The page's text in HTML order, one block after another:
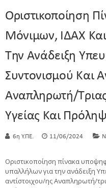
Οριστικοποίηση
Μόνιμων, ΙΔΑΧ
Την Ανάδειξη
Συντονισμού Και
Αναπληρωτή/
Υγείας Και
6η Υ.ΠΕ. 11/06/2024
Οριστικοποίηση πίνακα
υπαλλήλων για την ανάδειξη
αντίστοιχου/ης Αναπληρωτή/